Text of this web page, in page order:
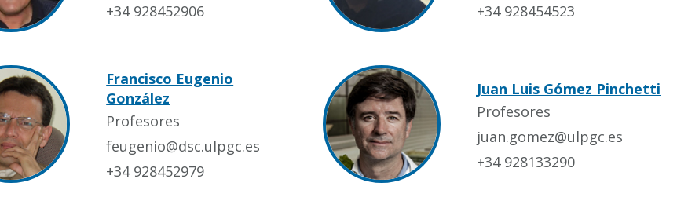
+34 928452906
+34 928454523
Francisco Eugenio
González
Profesores
feugenio@dsc.ulpgc.es
+34 928452979
Juan Luis Gómez Pinchetti
Profesores
juan.gomez@ulpgc.es
+34 928133290